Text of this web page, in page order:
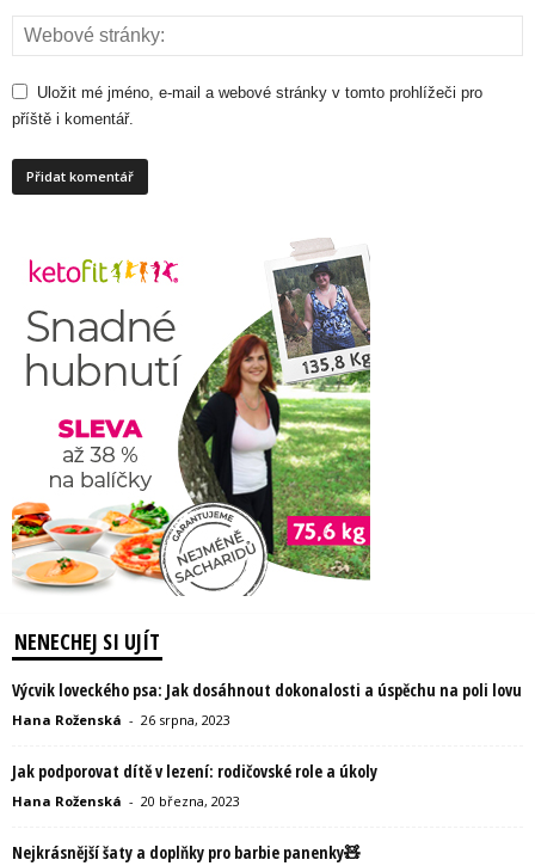
Uložit mé jméno, e-mail a webové stránky v tomto prohlížeči pro
příště i komentář.
NENECHEJ SI UJÍT
Výcvik loveckého psa: Jak dosáhnout dokonalosti a úspěchu na poli lovu
Hana Roženská - 26 srpna, 2023
Jak podporovat dítě v lezení: rodičovské role a úkoly
Hana Roženská - 20 března, 2023
Nejkrásnější šaty a doplňky pro barbie panenky🧸